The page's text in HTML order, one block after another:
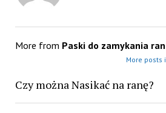
More from Paski do zamykania ran
More posts
Czy można Nasikać na ranę?